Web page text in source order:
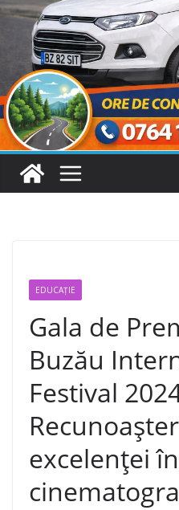
EDUCAȚIE
Gala de
Buzău
Festival
excelenței în